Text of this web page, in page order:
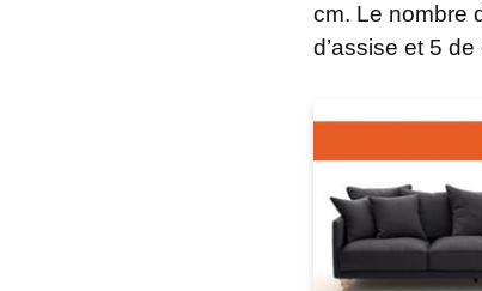
cm. Le nombre
d’assise et 5